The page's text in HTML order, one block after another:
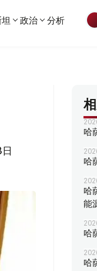
政治 分析
哈
哈
哈
能
哈
哈